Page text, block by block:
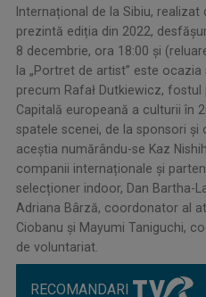
Internațional de la Sibiu,
prezintă ediția din 2022,
8 decembrie, ora 18:00 și
la „Portret de artist” este
precum Rafał Dutkiewicz,
Capitală europeană a culturii în
spatele scenei, de la sponsori
aceștia numărându-se Kaz
companii internaționale și
selecționer indoor, Dan Bartha-
Adriana Bârză, coordonator al
Ciobanu și Mayumi Taniguchi,
de voluntariat.
RECOMANDARI